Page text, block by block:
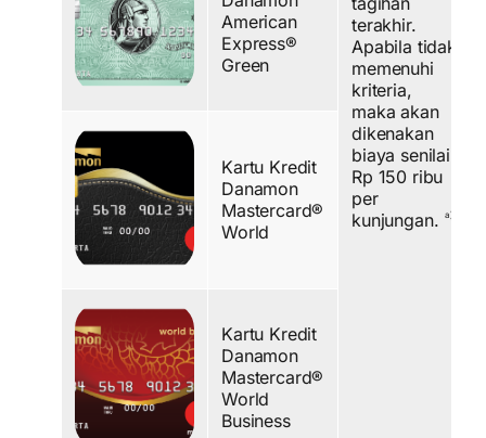
terakhir.
Apabila tidak
memenuhi
kriteria,
maka akan
dikenakan
biaya senilai
Rp 150 ribu
per
kunjungan.
a)
American
Express®
Green
Kartu Kredit
Danamon
Mastercard®
World
Kartu Kredit
Danamon
Mastercard®
World
Business